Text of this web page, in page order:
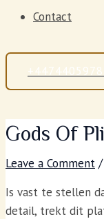
Contact
Gods Of
Leave a Comment /
Is vast te stellen
detail, trekt dit